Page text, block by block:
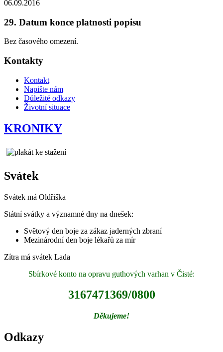
06.09.2016
29. Datum konce platnosti popisu
Bez časového omezení.
Kontakty
Kontakt
Napište nám
Důležité odkazy
Životní situace
KRONIKY
Svátek
Svátek má Oldřiška
Státní svátky a významné dny na dnešek:
Světový den boje za zákaz jaderných zbraní
Mezinárodní den boje lékařů za mír
Zítra má svátek Lada
Sbírkové konto na opravu guthových varhan v Čisté:
3167471369/0800
Děkujeme!
Odkazy